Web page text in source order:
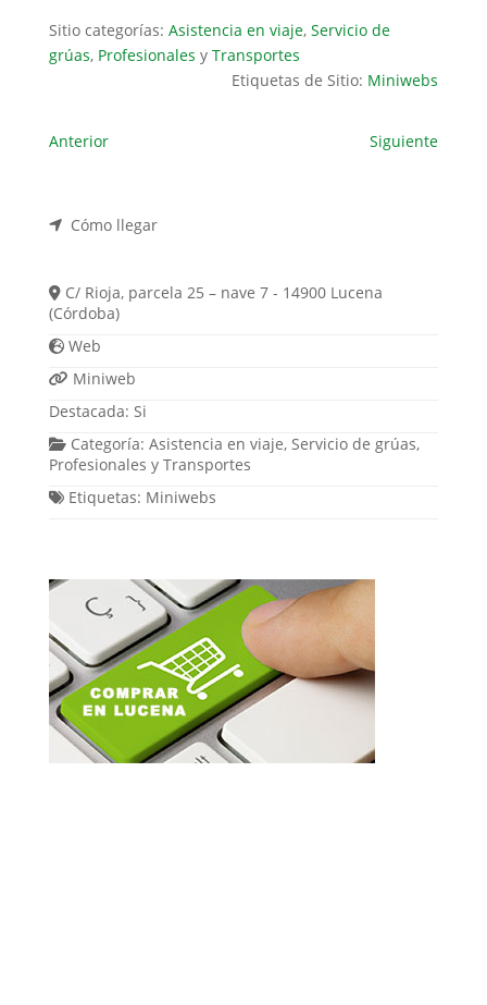
Sitio categorías: Asistencia en viaje, Servicio de
grúas, Profesionales y Transportes
Etiquetas de Sitio: Miniwebs
Anterior Siguiente
Cómo llegar
C/ Rioja, parcela 25 – nave 7 - 14900 Lucena
(Córdoba)
Web
Miniweb
Destacada:Si
Categoría:Asistencia en viaje,Servicio de grúas,
Profesionales y Transportes
Etiquetas: Miniwebs